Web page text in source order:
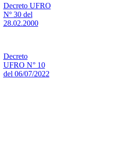
Decreto UFRO
Nº 30 del
28.02.2000
Decreto
UFRO N° 10
del 06/07/2022